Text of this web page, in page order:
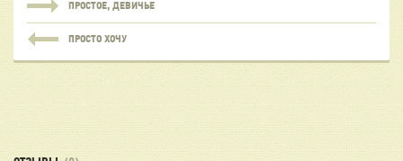
ПРОСТОЕ, ДЕВИЧЬЕ
ПРОСТО ХОЧУ